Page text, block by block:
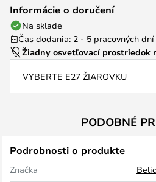
Informácie o doručení
Na sklade
Čas dodania: 2 - 5 pracovných dní
Žiadny osvetľovací prostriedok
VYBERTE E27 ŽIAROVKU
PODOBNÉ
Podrobnosti o produkte
Značka